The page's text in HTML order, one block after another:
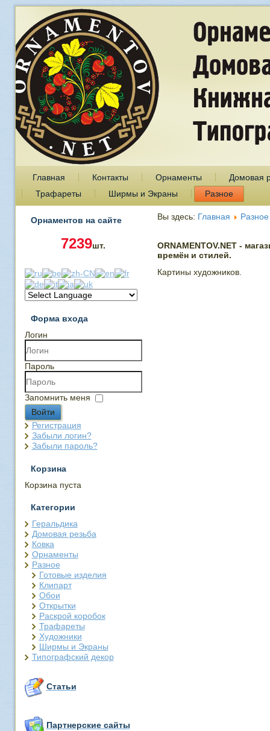
Главная Контакты Орнаменты
Домовая
Трафареты
Ширмы и Экраны Разное
Орнаментов на сайте
7239шт.
Форма входа
Логин
Пароль
Запомнить меня
Войти
Регистрация
Забыли логин?
Забыли пароль?
Корзина
Корзина пуста
Категории
Геральдика
Домовая резьба
Ковка
Орнаменты
Разное
Готовые изделия
Клипарт
Обои
Открытки
Раскрой коробок
Трафареты
Художники
Ширмы и Экраны
Типографский декор
Статьи
Партнерские сайты
Вы здесь: Главная Разное
ORNAMENTOV.NET -
времён и стилей.
Картины художников.